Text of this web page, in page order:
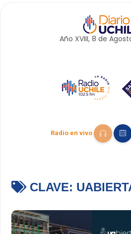
Año XVIII, 8 de
Radio en vivo
CLAVE: